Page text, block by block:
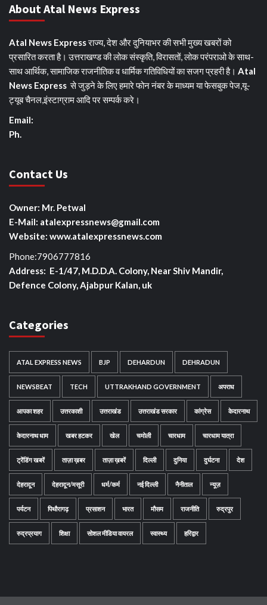
About Atal News Express
Atal News Expressराज्य, देश और दुनियाभर की सभी मुख्य खबरों को
प्रसारित करता है। उत्तराखण्ड की लोक संस्कृति, विरासतों, लोक परंपराओ के साथ-
साथ आर्थिक, सामाजिक राजनीतिक व धार्मिक गतिविधियों का सजग प्रहरी है। Atal
News Express से जुड़ने के लिए हमारे फोन नंबर के माध्यम या फेसबुक पेज,यू-
ट्यूब चैनल,इंस्टाग्राम आदि पर सम्पर्क करे।
Email:
Ph.
Contact Us
Owner: Mr. Petwal
E-Mail: atalexpressnews@gmail.com
Website: www.atalexpressnews.com
Phone:7906777816
Address: E-1/47, M.D.D.A. Colony, Near Shiv Mandir,
Defence Colony, Ajabpur Kalan, uk
Categories
ATAL EXPRESS NEWS BJP DEHARDUN DEHRADUN
NEWSBEAT TECH UTTRAKHAND GOVERNMENT अपराध
आपका शहर उत्तरकाशी उत्तराखंड उत्तराखंड सरकार कांग्रेस केदारनाथ
केदारनाथ धाम खबर हटकर खेल चमोली चारधाम चारधाम यात्रा
ट्रेंडिंग खबरें ताज़ा ख़बर ताज़ा ख़बरें दिल्ली दुनिया दुर्घटना देश
देहरादून देहरादून/मसूरी धर्म/कर्म नई दिल्ली नैनीताल न्यूज़
पर्यटन पिथौरागढ़ प्रसाशन भारत मौसम राजनीति रुद्रपुर
रुद्रप्रयाग शिक्षा सोशल मीडिया वायरल स्वास्थ्य हरिद्वार